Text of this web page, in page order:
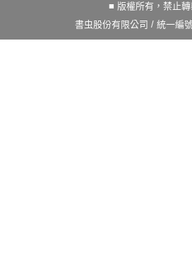
■ 版權所有，禁止
書虫股份有限公司 / 統一編